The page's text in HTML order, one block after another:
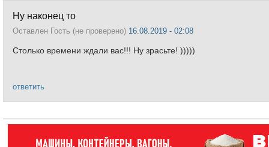
Ну наконец то
Оставлен Гость (не проверено) 16.08.2019 - 02:08
Столько времени ждали вас!!! Ну зрасьте! )))))
ответить